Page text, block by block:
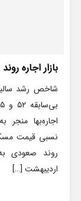
بازار اجاره
شاخص رشد
اجاره‌بها
نسبی قیمت
روند صعودی
اردیبهشت […]